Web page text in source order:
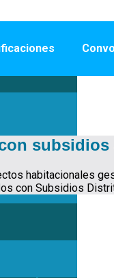
habitacionales
con Subsidios